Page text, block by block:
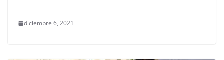
diciembre 6, 2021